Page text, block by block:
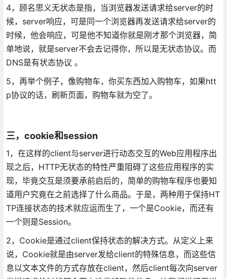
4，顾名思义无状态是指，当浏览器发送请求给server的时
候，server响应，可是同一个浏览器再发送请求给server的
时候，他会响应，可是他不知道你就是刚才那个浏览器，简
单地说，就是server不会去记得你，所以是无状态协议。而
DNS是有状态协议 。
5，再举个例子，像购物车，你买东西加入购物车，如果htt
p协议的话，刷新页面，购物车就为空了。
三，cookie和session
1，在这样的client与server进行动态交互的Web应用程序出
现之后，HTTP无状态的特性严重阻碍了这些应用程序的实
现，毕竟交互是须要承前启后的，简单的购物车程序也要知
道用户究竟在之前选择了什么商品。于是，两种用于保持HT
TP连接状态的技术就应运而生了，一个是Cookie，而还有
一个则是Session。
2，Cookie是通过client保持状态的解决方式。从定义上来
说，Cookie就是由server发给client的特殊信息，而这些信
息以文本文件的方式存放在client，然后client每次向server